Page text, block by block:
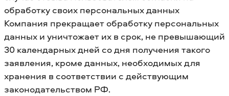
обработку своих персональных данных
Компания прекращает обработку персональных
данных и уничтожает их в срок, не превышающий
30 календарных дней со дня получения такого
заявления, кроме данных, необходимых для
хранения в соответствии с действующим
законодательством РФ.